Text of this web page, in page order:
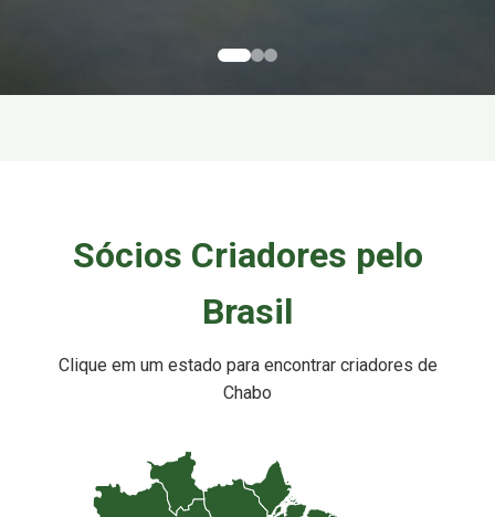
Sócios Criadores pelo
Brasil
Clique em um estado para encontrar criadores de
Chabo